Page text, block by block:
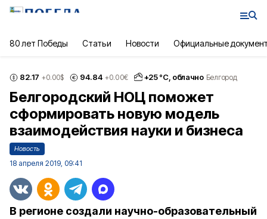
80 лет Победы Статьи Новости Официальные
82.17 +0.00$ 94.84 +0.00€ +25°С, облачно Белгород
Белгородский НОЦ поможет
сформировать новую модель
взаимодействия науки и бизнеса
Новость
18 апреля 2019, 09:41
В регионе создали научно-образовательный